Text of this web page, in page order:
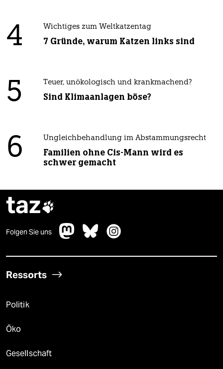
4 Wichtiges zum Weltkatzentag
7 Gründe, warum Katzen links sind
5 Teuer, unökologisch und krankmachend?
Sind Klimaanlagen böse?
6 Ungleichbehandlung im Abstammungsrecht
Familien ohne Cis-Mann wird es
schwer gemacht
taz
Folgen Sie uns
Ressorts
Politik
Öko
Gesellschaft